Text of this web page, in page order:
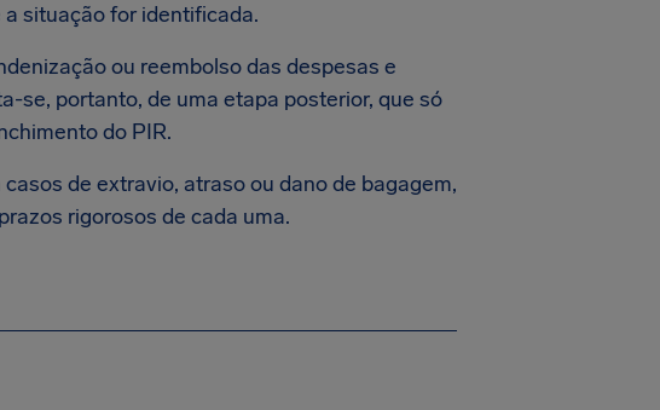
situação for identificada.
ou reembolso das despesas e
se, portanto, de uma etapa posterior, que só
do PIR.
de extravio, atraso ou dano de bagagem,
rigorosos de cada uma.